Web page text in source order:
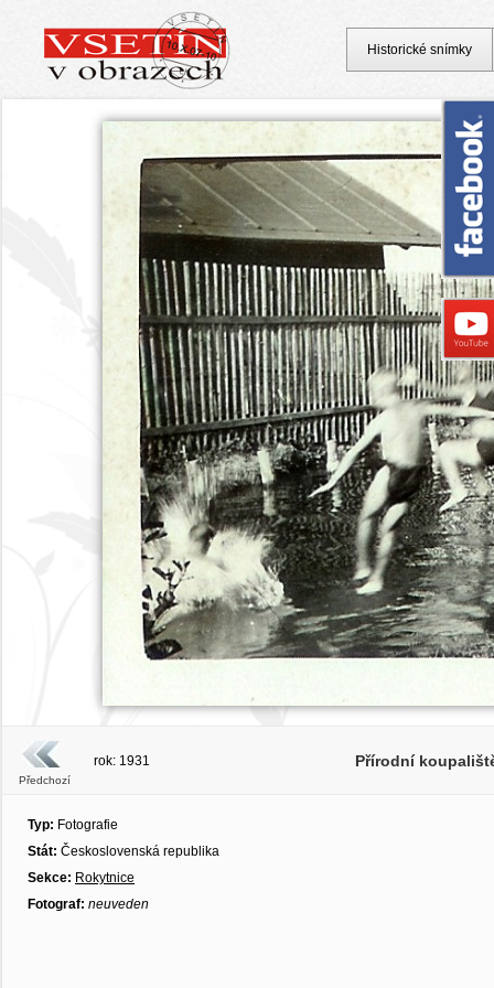
Předchozí
rok: 1931 Přírodní
Typ: Fotografie
Stát: Československá republika
Sekce: Rokytnice
Fotograf: neuveden
Historické snímky